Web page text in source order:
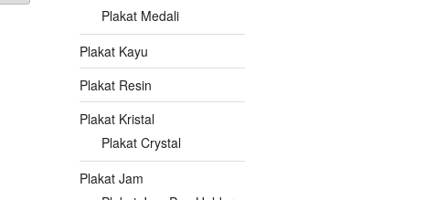
Plakat Medali
Plakat Kayu
Plakat Resin
Plakat Kristal
Plakat Crystal
Plakat Jam